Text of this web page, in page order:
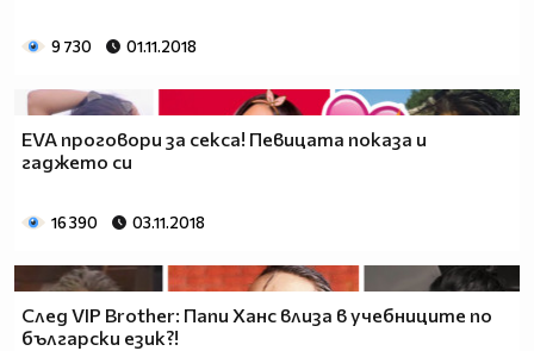
9 730 01.11.2018
EVA проговори за секса! Певицата показа и
гаджето си
16 390 03.11.2018
След VIP Brother: Папи Ханс влиза в учебниците по
български език?!